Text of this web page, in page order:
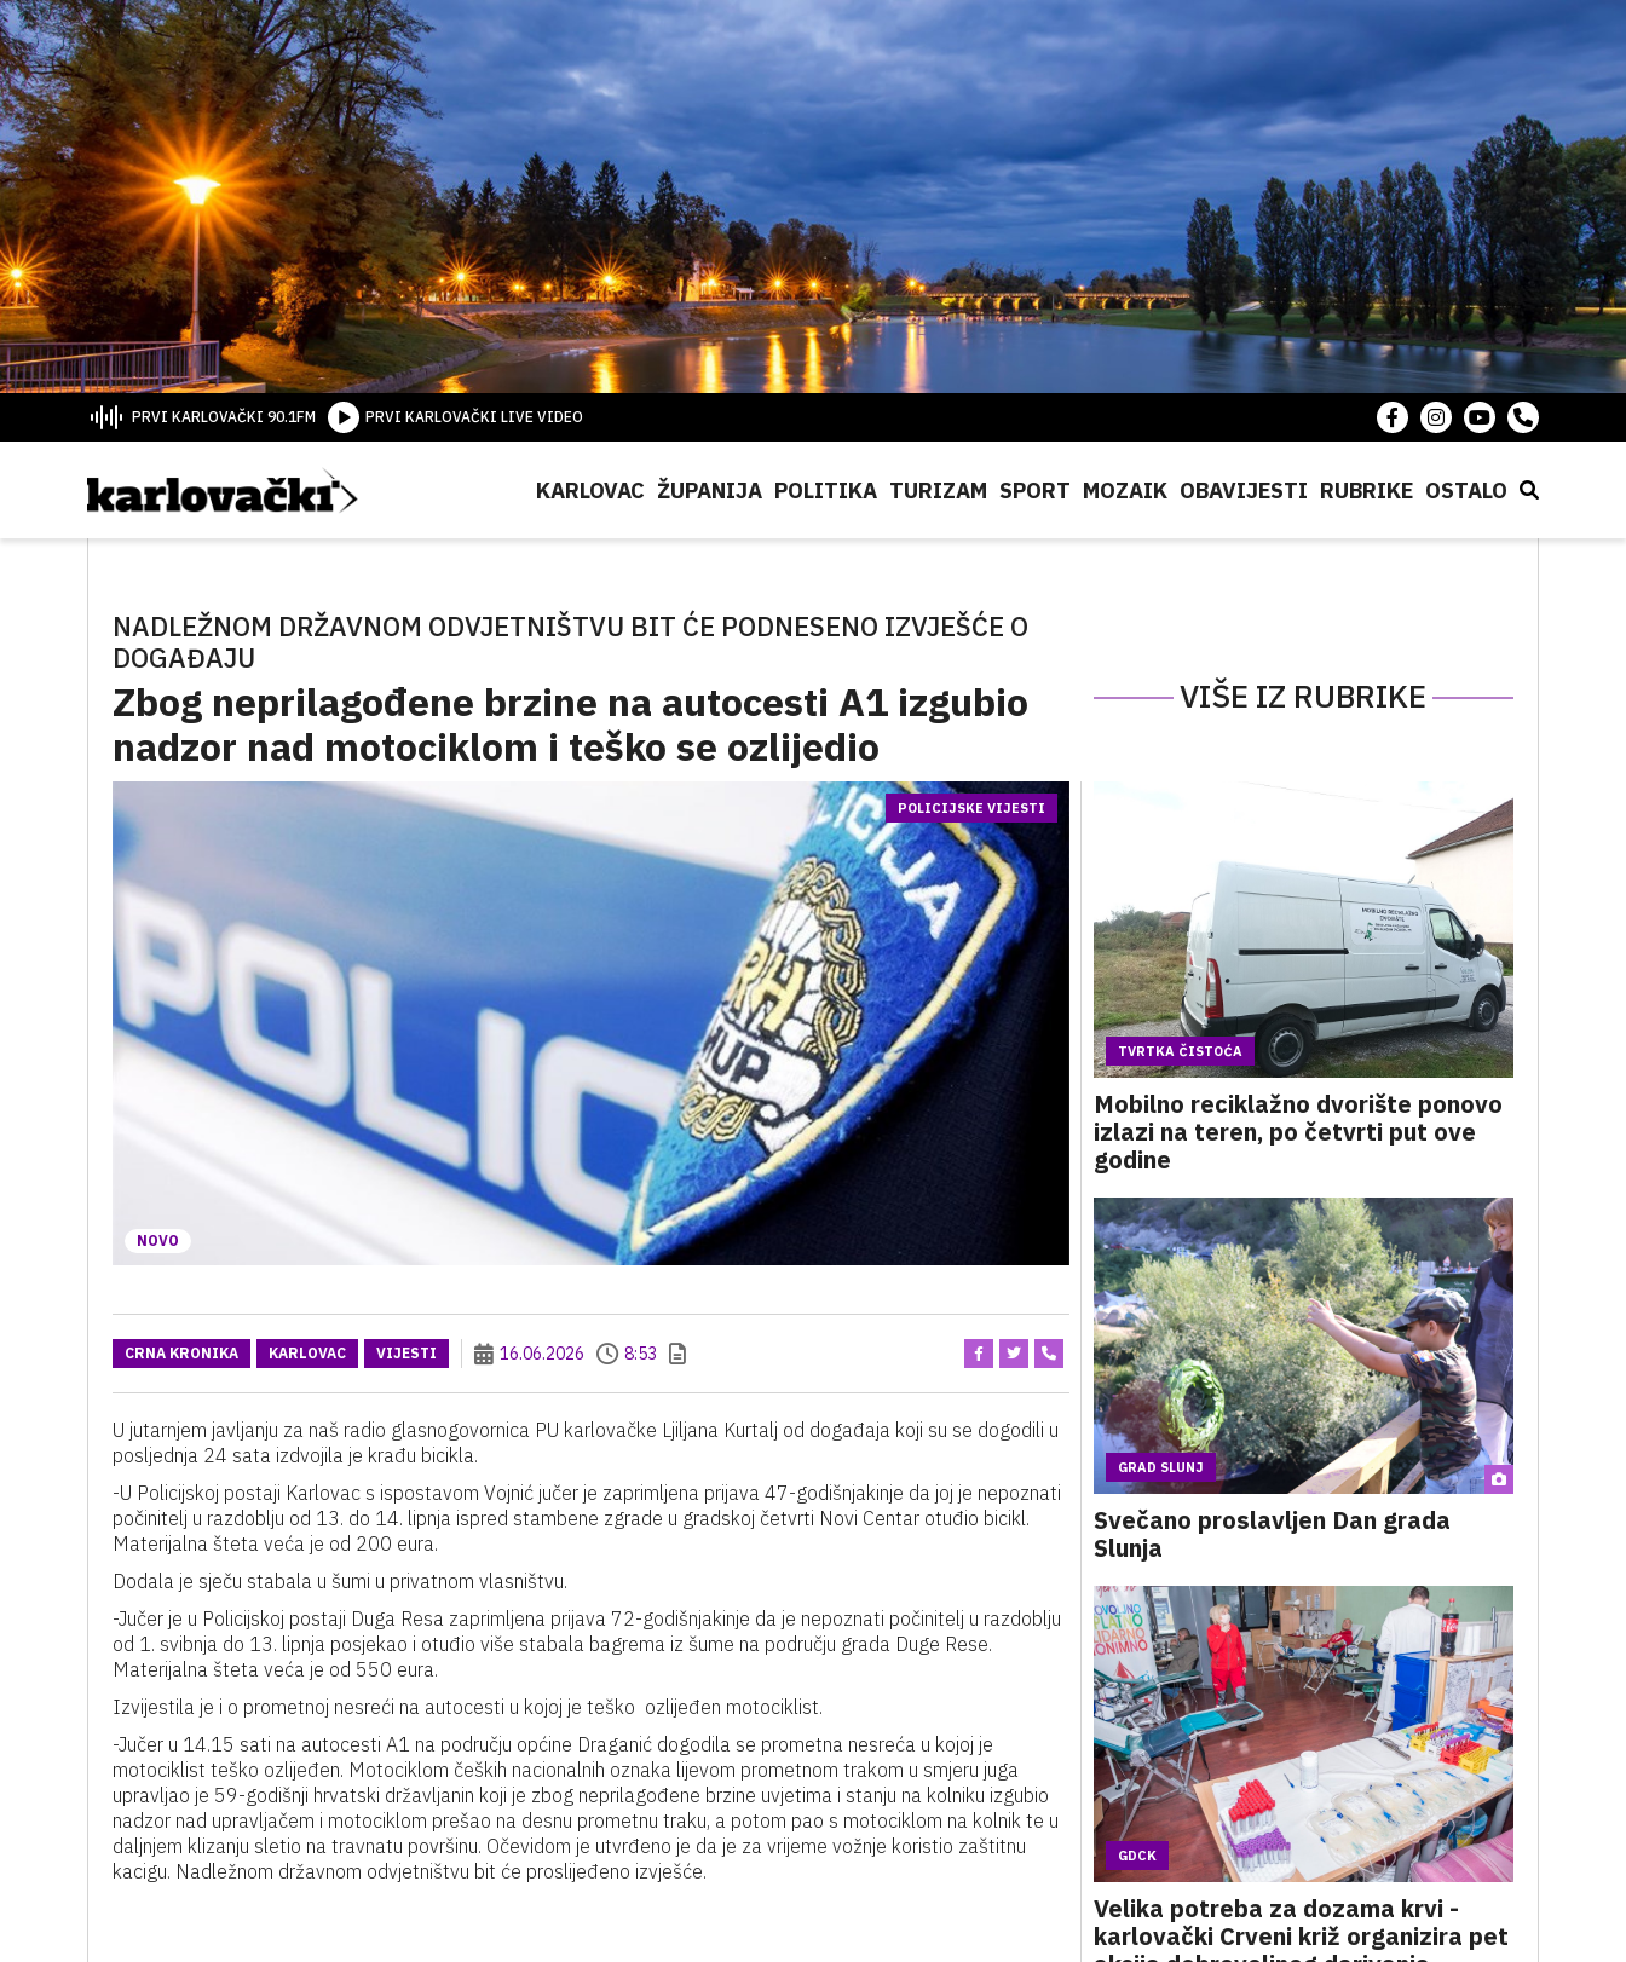
PRVI KARLOVAČKI 90.1FM PRVI KARLOVAČKI LIVE VIDEO
KARLOVAC ŽUPANIJA POLITIKA TURIZAM SPORT MOZAIK OBAVIJESTI RUBRIKE OSTALO
NADLEŽNOM DRŽAVNOM ODVJETNIŠTVU BIT ĆE PODNESENO IZVJEŠĆE O
DOGAĐAJU
Zbog neprilagođene brzine na autocesti A1 izgubio
nadzor nad motociklom i teško se ozlijedio
VIŠE IZ RUBRIKE
NOVO
POLICIJSKE VIJESTI
CRNA KRONIKA KARLOVAC VIJESTI 16.06.2026 8:53
U jutarnjem javljanju za naš radio glasnogovornica PU karlovačke Ljiljana Kurtalj od događaja koji su se dogodili u
posljednja 24 sata izdvojila je krađu bicikla.
-U Policijskoj postaji Karlovac s ispostavom Vojnić jučer je zaprimljena prijava 47-godišnjakinje da joj je nepoznati
počinitelj u razdoblju od 13. do 14. lipnja ispred stambene zgrade u gradskoj četvrti Novi Centar otuđio bicikl.
Materijalna šteta veća je od 200 eura.
Dodala je sječu stabala u šumi u privatnom vlasništvu.
-Jučer je u Policijskoj postaji Duga Resa zaprimljena prijava 72-godišnjakinje da je nepoznati počinitelj u razdoblju
od 1. svibnja do 13. lipnja posjekao i otuđio više stabala bagrema iz šume na području grada Duge Rese.
Materijalna šteta veća je od 550 eura.
Izvijestila je i o prometnoj nesreći na autocesti u kojoj je teško ozlijeđen motociklist.
-Jučer u 14.15 sati na autocesti A1 na području općine Draganić dogodila se prometna nesreća u kojoj je
motociklist teško ozlijeđen. Motociklom čeških nacionalnih oznaka lijevom prometnom trakom u smjeru juga
upravljao je 59-godišnji hrvatski državljanin koji je zbog neprilagođene brzine uvjetima i stanju na kolniku izgubio
nadzor nad upravljačem i motociklom prešao na desnu prometnu traku, a potom pao s motociklom na kolnik te u
daljnjem klizanju sletio na travnatu površinu. Očevidom je utvrđeno je da je za vrijeme vožnje koristio zaštitnu
kacigu. Nadležnom državnom odvjetništvu bit će proslijeđeno izvješće.
TVRTKA ČISTOĆA
Mobilno reciklažno dvorište ponovo
izlazi na teren, po četvrti put ove
godine
GRAD SLUNJ
Svečano proslavljen Dan grada
Slunja
GDCK
Velika potreba za dozama krvi -
karlovački Crveni križ organizira pet